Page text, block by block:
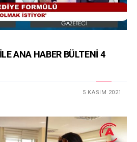
ANA HABER BÜLTENİ 4
5 KASIM 2021